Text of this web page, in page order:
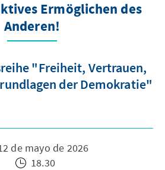
Ermöglichen des
Anderen!
"Freiheit, Vertrauen,
der Demokratie"
de mayo de 2026
18.30